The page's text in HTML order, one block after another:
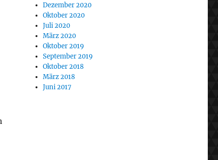
Dezember 2020
Oktober 2020
Juli 2020
März 2020
Oktober 2019
September 2019
Oktober 2018
März 2018
Juni 2017